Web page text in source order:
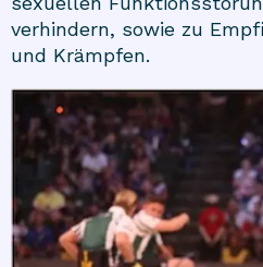
verhindern, sowie zu
und Krämpfen.